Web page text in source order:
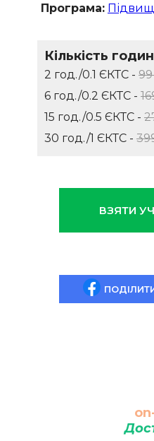
Програма:
Кількість
2 год./0.1 ЄКТС -
6 год./0.2 ЄКТС -
15 год./0.5 ЄКТС -
30 год./1 ЄКТС -
ВЗЯТИ